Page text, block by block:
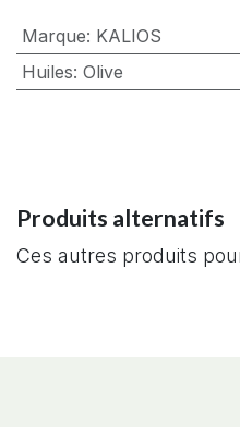
Marque: KALIOS
Huiles: Olive
Produits alternatifs
Ces autres produits